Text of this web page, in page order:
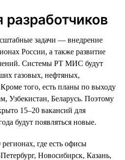
разработчиков
задачи — внедрение
России, а также развитие
Системы РТ МИС будут
газовых, нефтяных,
того, есть планы по выходу
Узбекистан, Беларусь. Поэтому
15–20 вакансий для
будут появляться новые.
где есть офисы
Новосибирск, Казань,